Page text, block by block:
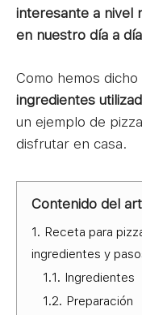
interesante a nivel
en nuestro día a
Como hemos
ingredientes
un ejemplo de
disfrutar en casa.
Contenido del
1. Receta para
ingredientes y
1.1. Ingredientes
1.2. Preparación